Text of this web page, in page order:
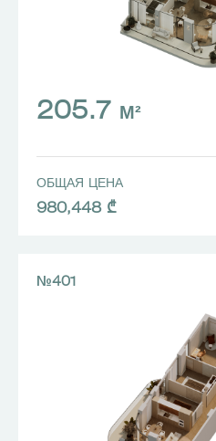
205.7 М²
ОБЩАЯ ЦЕНА
980,448 ₾
№401